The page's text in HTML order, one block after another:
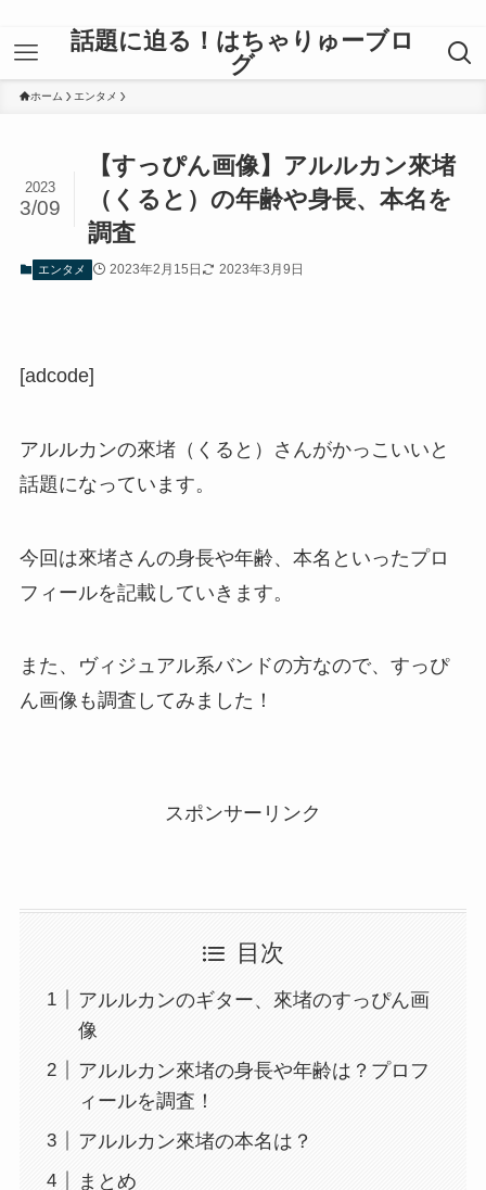
話題に迫る！はちゃりゅーブロ
グ
ホーム エンタメ
【すっぴん画像】アルルカン來堵
（くると）の年齢や身長、本名を
調査
2023
3/09
エンタメ 2023年2月15日 2023年3月9日
[adcode]
アルルカンの來堵（くると）さんがかっこいいと
話題になっています。
今回は來堵さんの身長や年齢、本名といったプロ
フィールを記載していきます。
また、ヴィジュアル系バンドの方なので、すっぴ
ん画像も調査してみました！
スポンサーリンク
目次
アルルカンのギター、來堵のすっぴん画
像
アルルカン來堵の身長や年齢は？プロフ
ィールを調査！
アルルカン來堵の本名は？
まとめ